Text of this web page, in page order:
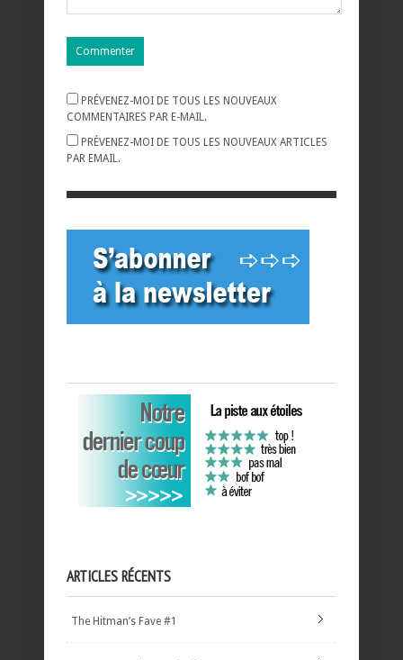
PRÉVENEZ-MOI DE TOUS LES NOUVEAUX
COMMENTAIRES PAR E-MAIL.
PRÉVENEZ-MOI DE TOUS LES NOUVEAUX ARTICLES
PAR EMAIL.
ARTICLES RÉCENTS
The Hitman’s Fave #1